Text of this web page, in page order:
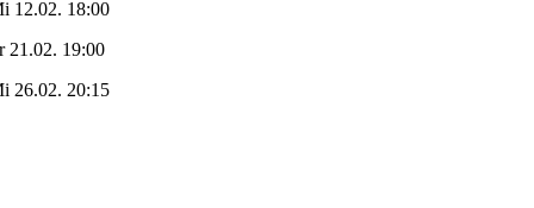
12.02. 18:00
21.02. 19:00
26.02. 20:15